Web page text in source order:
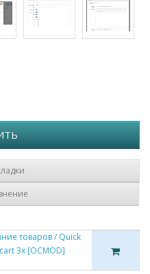
товаров / Quick
3x [OCMOD]